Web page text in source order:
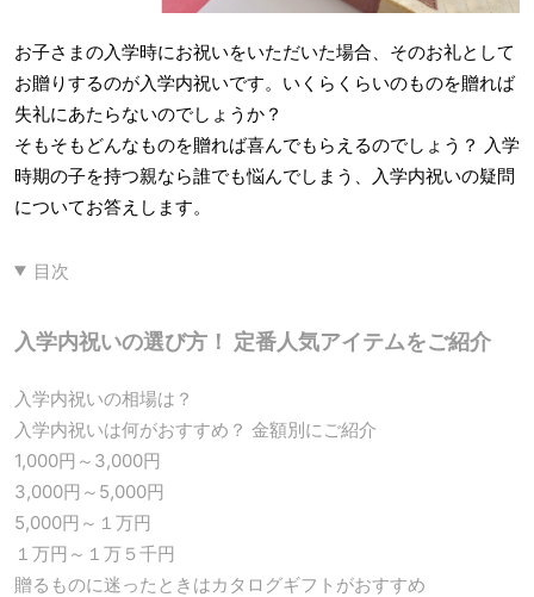
お子さまの入学時にお祝いをいただいた場合、そのお礼として
お贈りするのが入学内祝いです。いくらくらいのものを贈れば
失礼にあたらないのでしょうか？
そもそもどんなものを贈れば喜んでもらえるのでしょう？ 入学
時期の子を持つ親なら誰でも悩んでしまう、入学内祝いの疑問
についてお答えします。
目次
入学内祝いの選び方！ 定番人気アイテムをご紹介
入学内祝いの相場は？
入学内祝いは何がおすすめ？ 金額別にご紹介
1,000円～3,000円
3,000円～5,000円
5,000円～１万円
１万円～１万５千円
贈るものに迷ったときはカタログギフトがおすすめ